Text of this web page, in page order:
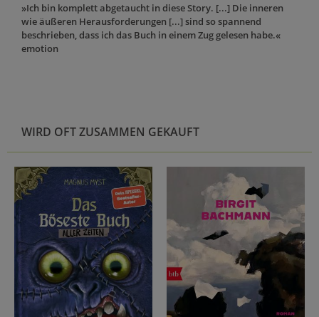
»Ich bin komplett abgetaucht in diese Story. [...] Die inneren
wie äußeren Herausforderungen [...] sind so spannend
beschrieben, dass ich das Buch in einem Zug gelesen habe.«
emotion
WIRD OFT ZUSAMMEN GEKAUFT